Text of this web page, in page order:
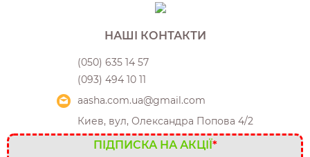
НАШІ КОНТАКТИ
(050) 635 14 57
(093) 494 10 11
aasha.com.ua@gmail.com
Киев, вул, Олександра Попова 4/2
ПІДПИСКА НА АКЦІЇ*